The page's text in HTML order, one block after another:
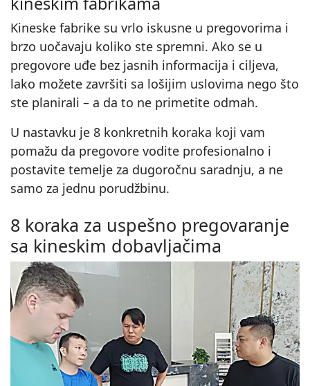
Kineske fabrike su vrlo iskusne u pregovorima i
brzo uočavaju koliko ste spremni. Ako se u
pregovore uđe bez jasnih informacija i ciljeva,
lako možete završiti sa lošijim uslovima nego što
ste planirali – a da to ne primetite odmah.
U nastavku je 8 konkretnih koraka koji vam
pomažu da pregovore vodite profesionalno i
postavite temelje za dugoročnu saradnju, a ne
samo za jednu porudžbinu.
8 koraka za uspešno pregovaranje
sa kineskim dobavljačima